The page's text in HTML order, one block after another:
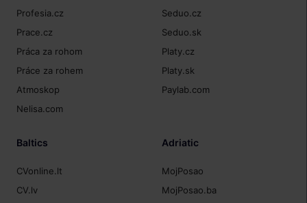
Profesia.cz
Prace.cz
Práca za rohom
Práce za rohem
Atmoskop
Nelisa.com
Seduo.cz
Seduo.sk
Platy.cz
Platy.sk
Paylab.com
Baltics
CVonline.lt
CV.lv
Adriatic
MojPosao
MojPosao.ba